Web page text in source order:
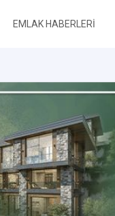
EMLAK HABERLERİ